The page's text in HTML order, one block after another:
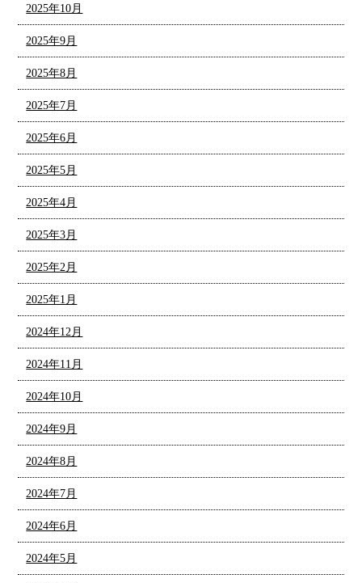
2025年10月
2025年9月
2025年8月
2025年7月
2025年6月
2025年5月
2025年4月
2025年3月
2025年2月
2025年1月
2024年12月
2024年11月
2024年10月
2024年9月
2024年8月
2024年7月
2024年6月
2024年5月